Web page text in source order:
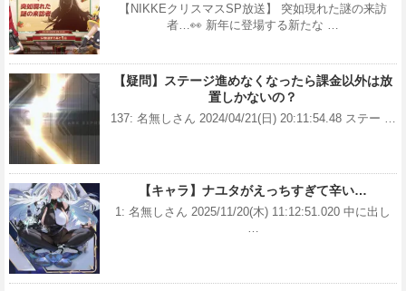
【NIKKEクリスマスSP放送】 突如現れた謎の来訪
者…👀 新年に登場する新たな …
【疑問】ステージ進めなくなったら課金以外は放
置しかないの？
137: 名無しさん 2024/04/21(日) 20:11:54.48 ステー …
【キャラ】ナユタがえっちすぎて辛い…
1: 名無しさん 2025/11/20(木) 11:12:51.020 中に出し